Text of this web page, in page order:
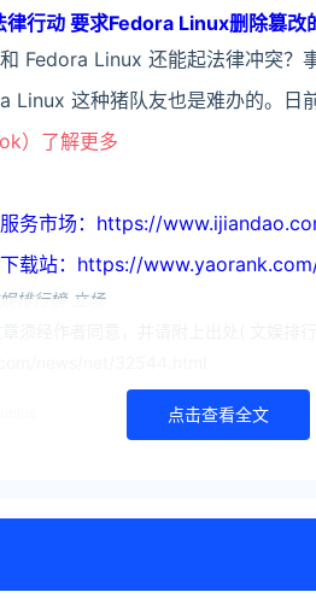
律行动 要求Fedora Linux删除篡改
Fedora Linux 还能起法律冲突？
Linux 这种猪队友也是难办的。日
）了解更多
务市场：https://
下载站：https://
排行榜 立场
点击查看全文